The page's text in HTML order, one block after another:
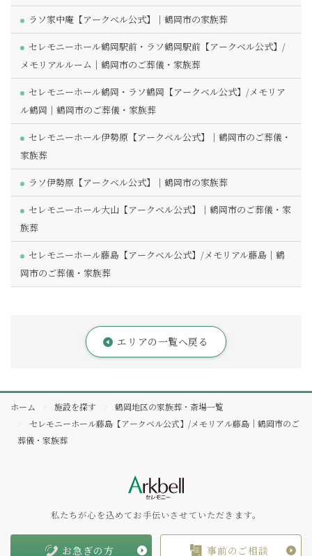
ラソ家中庵【アークベル公式】｜鶴岡市の家族葬
セレモニーホール鶴岡駅前・ラソ鶴岡駅前【アークベル公式】/
メモリアルルーム｜鶴岡市のご葬儀・家族葬
セレモニーホール鶴岡・ラソ鶴岡【アークベル公式】/メモリア
ル鶴岡｜鶴岡市のご葬儀・家族葬
セレモニーホール伊勢原【アークベル公式】｜鶴岡市のご葬儀・
家族葬
ラソ伊勢原【アークベル公式】｜鶴岡市の家族葬
セレモニーホール大山【アークベル公式】｜鶴岡市のご葬儀・家
族葬
セレモニーホール藤島【アークベル公式】/メモリアル藤島｜鶴
岡市のご葬儀・家族葬
エリアの一覧へ戻る
ホーム 施設を探す
鶴岡地区の家族葬・斎場一覧
セレモニーホール藤島【アークベル公式】/メモリアル藤島｜鶴岡市のご
葬儀・家族葬
私たちが心を込めてお手伝いさせていただきます。
お急ぎの方 事前のご相談